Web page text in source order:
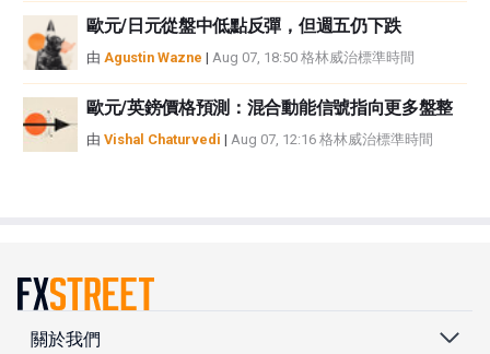
歐元/日元從盤中低點反彈，但週五仍下跌
由 Agustin Wazne | Aug 07, 18:50 格林威治標準時間
歐元/英鎊價格預測：混合動能信號指向更多盤整
由 Vishal Chaturvedi | Aug 07, 12:16 格林威治標準時間
關於我們